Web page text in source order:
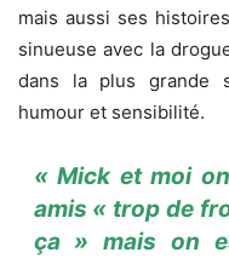
mais aussi ses
sinueuse avec la
dans la plus grande
humour et sensibilité.
« Mick et moi
amis « trop de
ça » mais on